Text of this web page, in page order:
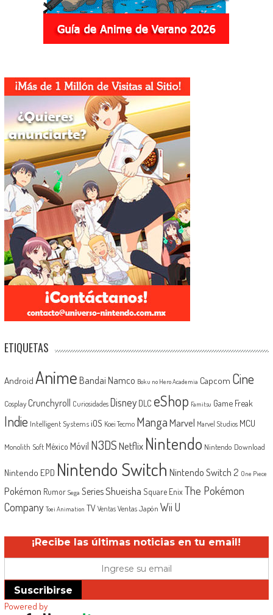
ETIQUETAS
Android Anime Bandai Namco Boku no Hero Academia Capcom Cine
Cosplay Crunchyroll Curiosidades Disney DLC eShop Famitsu Game Freak
Indie Intelligent Systems iOS Koei Tecmo MangaMarvel Marvel Studios MCU
Monolith Soft México Móvil N3DSNetflix Nintendo Nintendo Download
Nintendo EPD Nintendo Switch Nintendo Switch 2 One Piece
Pokémon Rumor Sega SeriesShueisha Square EnixThe Pokémon
Company Toei Animation TV Ventas Ventas Japón Wii U
¡Recibe las últimas noticias en tu email!
Suscribirse
Powered by